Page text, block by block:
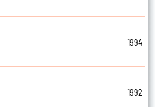
1994
1992